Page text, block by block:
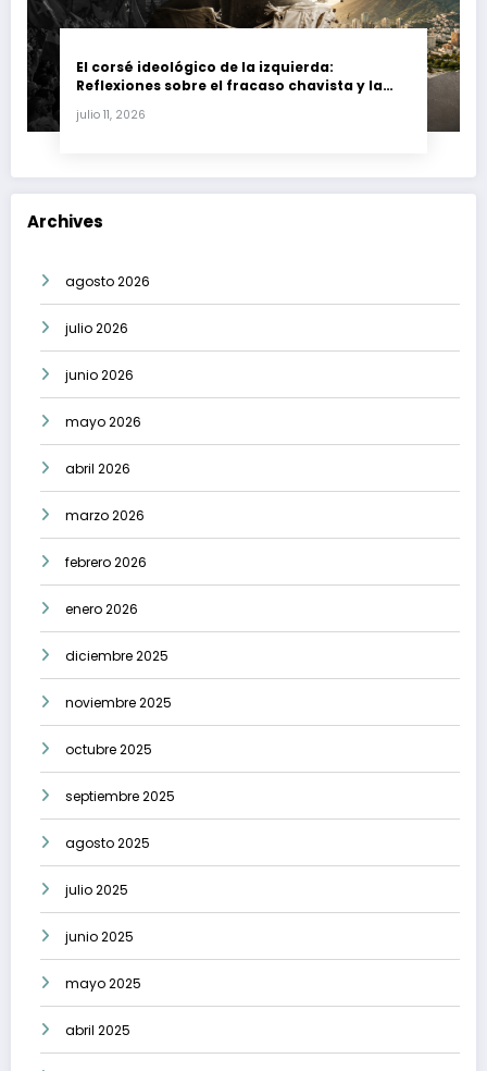
El corsé ideológico de la izquierda:
Reflexiones sobre el fracaso chavista y la
julio 11, 2026
Archives
agosto 2026
julio 2026
junio 2026
mayo 2026
abril 2026
marzo 2026
febrero 2026
enero 2026
diciembre 2025
noviembre 2025
octubre 2025
septiembre 2025
agosto 2025
julio 2025
junio 2025
mayo 2025
abril 2025